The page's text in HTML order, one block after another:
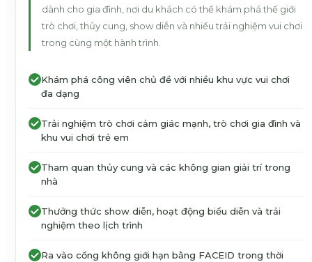
dành cho gia đình, nơi du khách có thể khám phá thế giới
trò chơi, thủy cung, show diễn và nhiều trải nghiệm vui chơi
trong cùng một hành trình.
Khám phá công viên chủ đề với nhiều khu vực vui chơi
đa dạng
Trải nghiệm trò chơi cảm giác mạnh, trò chơi gia đình và
khu vui chơi trẻ em
Tham quan thủy cung và các không gian giải trí trong
nhà
Thưởng thức show diễn, hoạt động biểu diễn và trải
nghiệm theo lịch trình
Ra vào cổng không giới hạn bằng FACEID trong thời